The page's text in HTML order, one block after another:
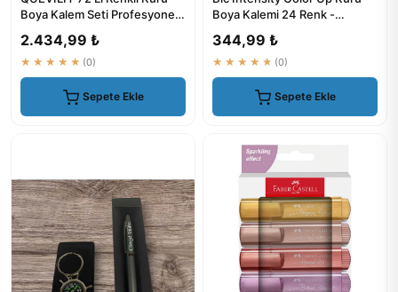
Boya Kalem Seti Profesyonel
2.434,99 ₺
★★★★★ (0)
Sepete Ekle
Boya Kalemi 24 Renk -
344,99 ₺
★★★★★ (0)
Sepete Ekle